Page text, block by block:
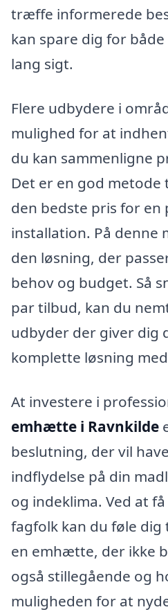
træffe informerede
kan spare dig for
lang sigt.
Flere udbydere i
mulighed for at
du kan sammenligne
Det er en god
den bedste pris for en
installation. På denne
den løsning, der
behov og budget. Så
par tilbud, kan du
udbyder der giver dig
komplette løsning
At investere i
emhætte i Ravnkilde
beslutning, der vil
indflydelse på din
og indeklima. Ved at
fagfolk kan du føle
en emhætte, der ikke
også stillegående og
muligheden for at